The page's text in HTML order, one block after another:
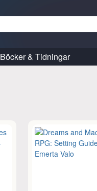
Böcker & Tidningar